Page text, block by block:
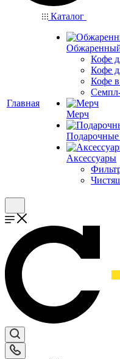
Главная
Каталог
Кофе
Кофе
Кофе
Мерч
Аксессуары